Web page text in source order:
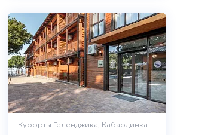
Курорты Геленджика, Кабардинка